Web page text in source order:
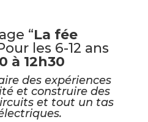
“La fée
les 6-12 ans
à 12h30
des expériences
et construire des
et tout un tas